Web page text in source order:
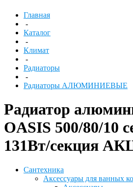
Главная
-
Каталог
-
Климат
-
Радиаторы
-
Радиаторы АЛЮМИНИЕВЫЕ
Радиатор
OASIS 500/80/10
131Вт/секция
Сантехника
Аксессуары для ванных